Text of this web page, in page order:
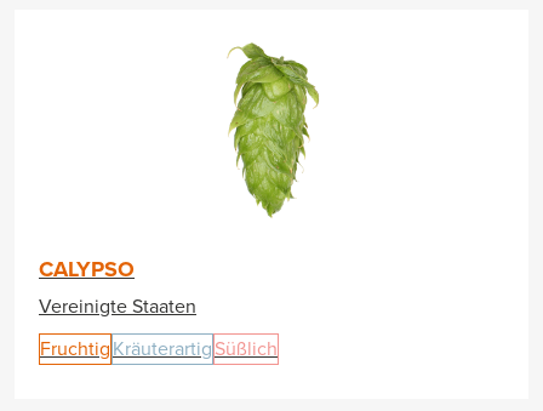
CALYPSO
Vereinigte Staaten
Fruchtig Kräuterartig Süßlich